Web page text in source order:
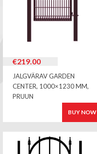
€219.00
JALGVÄRAV GARDEN
CENTER, 1000×1230 MM,
PRUUN
BUY NOW